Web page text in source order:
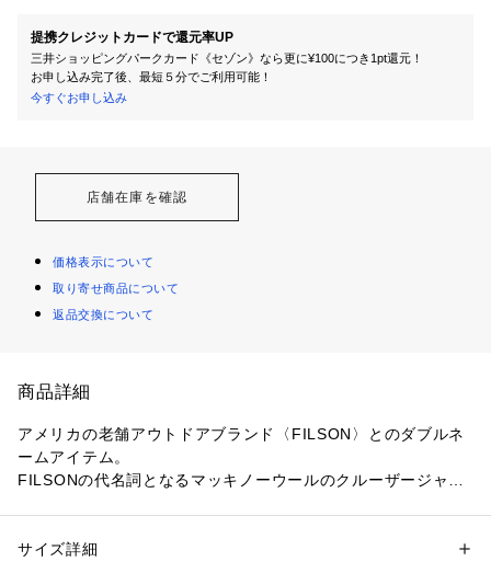
提携クレジットカードで還元率UP
三井ショッピングパークカード《セゾン》なら更に¥100につき1pt還元！
お申し込み完了後、最短５分でご利用可能！
今すぐお申し込み
店舗在庫を確認
価格表示について
取り寄せ商品について
返品交換について
商品詳細
アメリカの老舗アウトドアブランド〈FILSON〉とのダブルネ
ームアイテム。
FILSONの代名詞となるマッキノーウールのクルーザージャケ
ています。
性別：メンズ
サイズ詳細